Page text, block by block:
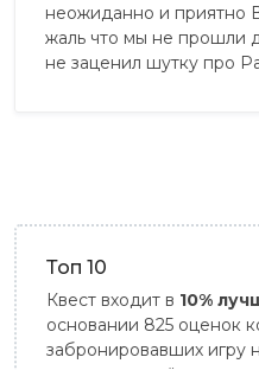
неожиданно и приятно
жаль что мы не прошли
не заценил шутку про
Топ 10
Квест входит в 10%
основании 825 оценок
забронировавших игру